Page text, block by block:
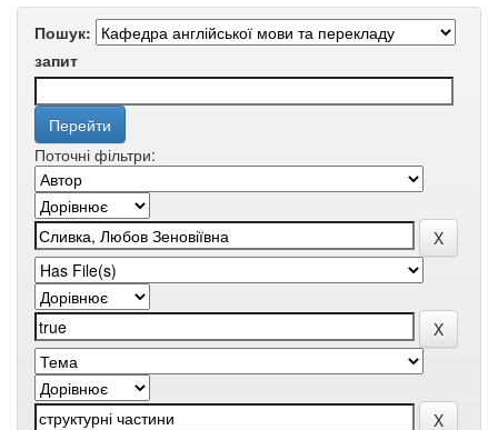
Пошук:
запит
Поточні фільтри: